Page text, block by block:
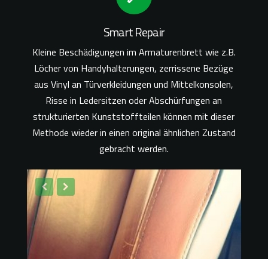
Smart Repair
Kleine Beschädigungen im Armaturenbrett wie z.B.
Löcher von Handyhalterungen, zerrissene Bezüge
aus Vinyl an Türverkleidungen und Mittelkonsolen,
Risse in Ledersitzen oder Abschürfungen an
strukturierten Kunststoffteilen können mit dieser
Methode wieder in einen original ähnlichen Zustand
gebracht werden.